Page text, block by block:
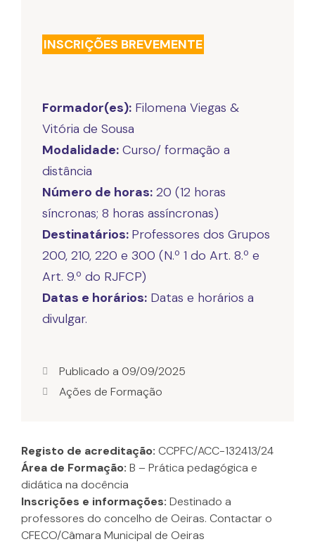
INSCRIÇÕES BREVEMENTE
Formador(es): Filomena Viegas &
Modalidade: Curso/ formação a
Número de horas: 20 (12 horas
Destinatários: Professores dos Grupos
200, 210, 220 e 300 (N.º 1 do Art. 8.º e
Datas e horários: Datas e horários a
divulgar.
Publicado a 09/09/2025
Ações de Formação
Registo de acreditação: CCPFC/ACC-132413/24
Área de Formação: B – Prática pedagógica e
didática na docência
Inscrições e informações: Destinado a
professores do concelho de Oeiras. Contactar o
CFECO/Câmara Municipal de Oeiras